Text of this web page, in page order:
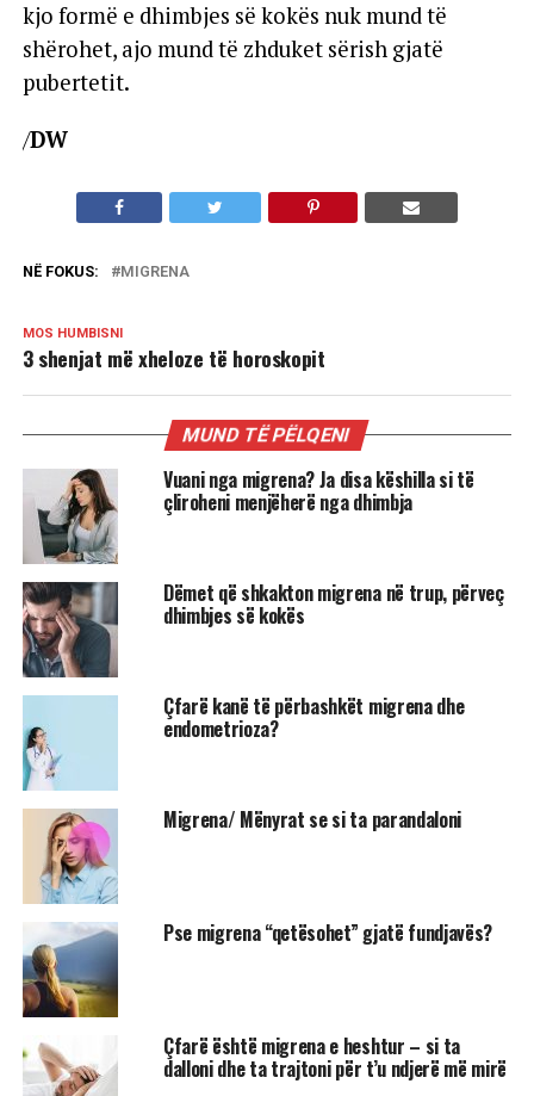
kjo formë e dhimbjes së kokës nuk mund të
shërohet, ajo mund të zhduket sërish gjatë
pubertetit.
/DW
NË FOKUS: MIGRENA
MOS HUMBISNI
3 shenjat më xheloze të horoskopit
MUND TË PËLQENI
Vuani nga migrena? Ja disa këshilla si të
çliroheni menjëherë nga dhimbja
Dëmet që shkakton migrena në trup, përveç
dhimbjes së kokës
Çfarë kanë të përbashkët migrena dhe
endometrioza?
Migrena/ Mënyrat se si ta parandaloni
Pse migrena “qetësohet” gjatë fundjavës?
Çfarë është migrena e heshtur – si ta
dalloni dhe ta trajtoni për t’u ndjerë më mirë